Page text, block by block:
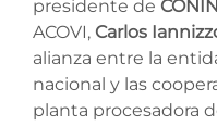
presidente de
ACOVI, Carlos
alianza entre la
nacional y las
planta procesadora